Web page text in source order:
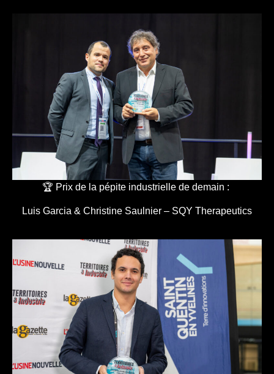
🏆 Prix de la pépite industrielle de demain :
Luis Garcia & Christine Saulnier – SQY Therapeutics